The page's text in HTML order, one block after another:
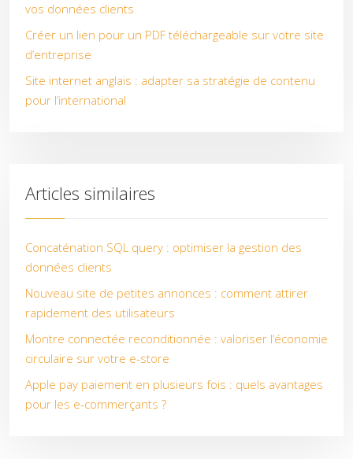
vos données clients
Créer un lien pour un PDF téléchargeable sur votre site
d’entreprise
Site internet anglais : adapter sa stratégie de contenu
pour l’international
Articles similaires
Concaténation SQL query : optimiser la gestion des
données clients
Nouveau site de petites annonces : comment attirer
rapidement des utilisateurs
Montre connectée reconditionnée : valoriser l’économie
circulaire sur votre e-store
Apple pay paiement en plusieurs fois : quels avantages
pour les e-commerçants ?